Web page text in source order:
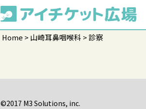
Home 山崎耳鼻咽喉科 診察
©2017 M3 Solutions, inc.